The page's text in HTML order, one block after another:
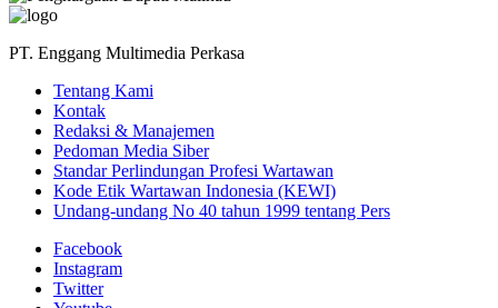
PT. Enggang Multimedia Perkasa
Tentang Kami
Kontak
Redaksi & Manajemen
Pedoman Media Siber
Standar Perlindungan Profesi Wartawan
Kode Etik Wartawan Indonesia (KEWI)
Undang-undang No 40 tahun 1999 tentang Pers
Facebook
Instagram
Twitter